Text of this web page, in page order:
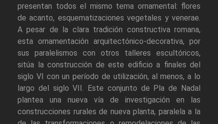
presentan todos el mismo tema ornamental: flores
de acanto, esquematizaciones vegetales y venerae.
A pesar de la clara tradición constructiva romana,
esta ornamentación arquitectónico-decorativa, por
sus paralelismos con otros talleres escultóricos,
sitúa la construcción de este edificio a finales del
siglo VI con un período de utilización, al menos, a lo
largo del siglo VII. Este conjunto de Pla de Nadal
plantea una nueva vía de investigación en las
construcciones rurales de nueva planta, paralela a la